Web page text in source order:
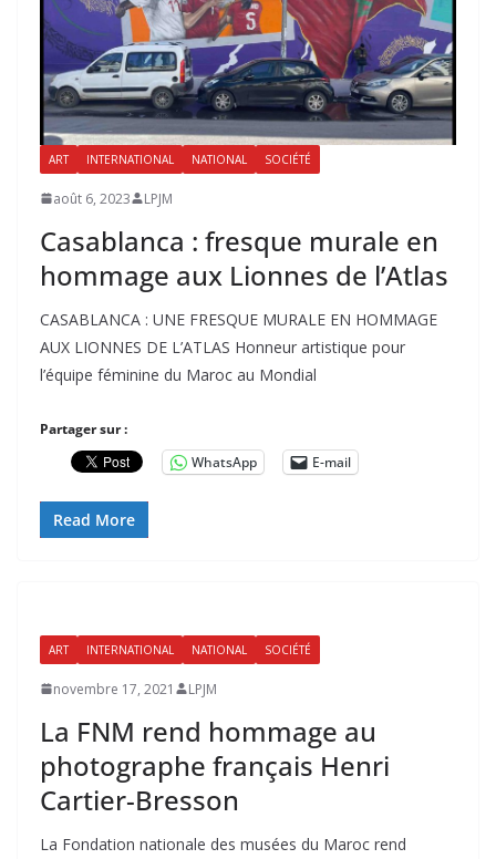
ART INTERNATIONAL NATIONAL SOCIÉTÉ
août 6, 2023 LPJM
Casablanca : fresque murale en
hommage aux Lionnes de l’Atlas
CASABLANCA : UNE FRESQUE MURALE EN HOMMAGE
AUX LIONNES DE L’ATLAS Honneur artistique pour
l’équipe féminine du Maroc au Mondial
Partager sur :
WhatsApp
E-mail
Read More
ART INTERNATIONAL NATIONAL SOCIÉTÉ
novembre 17, 2021 LPJM
La FNM rend hommage au
photographe français Henri
Cartier-Bresson
La Fondation nationale des musées du Maroc rend